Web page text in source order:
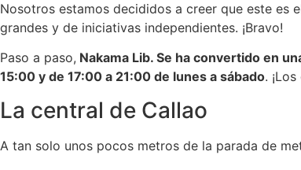
Nosotros estamos decididos a creer que este es
grandes y de iniciativas independientes. ¡Bravo!
Paso a paso, Nakama Lib. Se ha convertido en
15:00 y de 17:00 a 21:00 de lunes a sábado.
La central de Callao
A tan solo unos pocos metros de la parada de